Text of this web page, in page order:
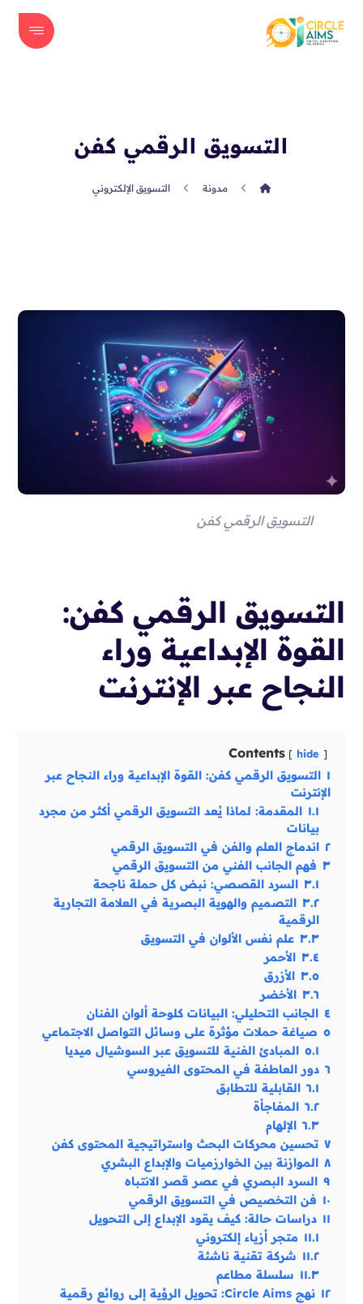
التسويق الرقمي كفن
مدونة التسويق الإلكتروني
التسويق الرقمي كفن
التسويق الرقمي كفن:
القوة الإبداعية وراء
النجاح عبر الإنترنت
Contents hide
١ التسويق الرقمي كفن: القوة الإبداعية وراء النجاح عبر
الإنترنت
١.١ المقدمة: لماذا يُعد التسويق الرقمي أكثر من مجرد
بيانات
٢ اندماج العلم والفن في التسويق الرقمي
٣ فهم الجانب الفني من التسويق الرقمي
٣.١ السرد القصصي: نبض كل حملة ناجحة
٣.٢ التصميم والهوية البصرية في العلامة التجارية
الرقمية
٣.٣ علم نفس الألوان في التسويق
٣.٤ الأحمر
٣.٥ الأزرق
٣.٦ الأخضر
٤ الجانب التحليلي: البيانات كلوحة ألوان الفنان
٥ صياغة حملات مؤثرة على وسائل التواصل الاجتماعي
٥.١ المبادئ الفنية للتسويق عبر السوشيال ميديا
٦ دور العاطفة في المحتوى الفيروسي
٦.١ القابلية للتطابق
٦.٢ المفاجأة
٦.٣ الإلهام
٧ تحسين محركات البحث واستراتيجية المحتوى كفن
٨ الموازنة بين الخوارزميات والإبداع البشري
٩ السرد البصري في عصر قصر الانتباه
١٠ فن التخصيص في التسويق الرقمي
١١ دراسات حالة: كيف يقود الإبداع إلى التحويل
١١.١ متجر أزياء إلكتروني
١١.٢ شركة تقنية ناشئة
١١.٣ سلسلة مطاعم
١٢ نهج Circle Aims: تحويل الرؤية إلى روائع رقمية